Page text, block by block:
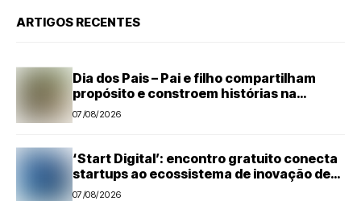
ARTIGOS RECENTES
Dia dos Pais – Pai e filho compartilham
propósito e constroem histórias na
Suzano, em Limeira (SP)
07/08/2026
‘Start Digital’: encontro gratuito conecta
startups ao ecossistema de inovação de
Piracicaba
07/08/2026